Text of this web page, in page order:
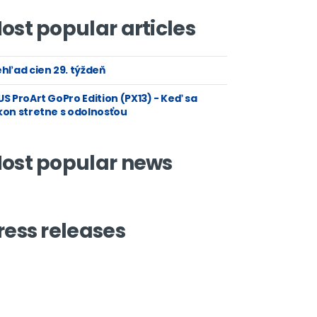
popular articles
cien 29. týždeň
ProArt GoPro Edition (PX13) - Keď sa
stretne s odolnosťou
popular news
releases